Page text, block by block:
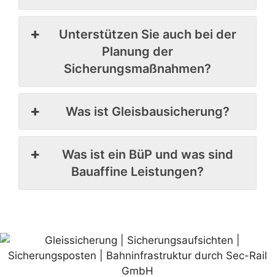
Unterstützen Sie auch bei der
Planung der
Sicherungsmaßnahmen?
Was ist Gleisbausicherung?
Was ist ein BüP und was sind
Bauaffine Leistungen?